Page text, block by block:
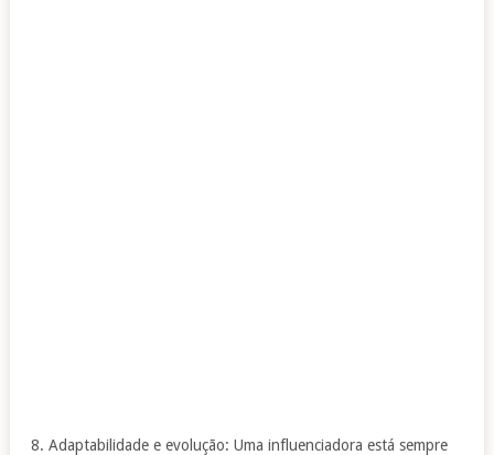
Adaptabilidade e evolução: Uma influenciadora está sempre